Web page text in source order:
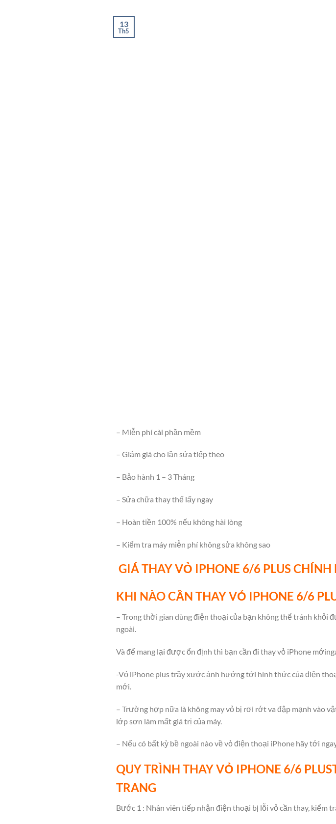
13
Th5
– Miễn phí cài phần mềm
– Giảm giá cho lần sửa tiếp theo
– Bảo hành 1 – 3 Tháng
– Sửa chữa thay thế lấy ngay
– Hoàn tiền 100% nếu không hài lòng
– Kiểm tra máy miễn phí không sửa không sao
GIÁ THAY VỎ IPHONE 6/6 PLUS CHÍNH
KHI NÀO CẦN THAY VỎ IPHONE 6/6
– Trong thời gian dùng điện thoại của bạn không thể tránh khỏi
ngoài.
Và để mang lại được ổn định thì bạn cần đi thay vỏ iPhone mới
-Vỏ iPhone plus trầy xước ảnh hưởng tới hình thức của điện
mới.
– Trường hợp nữa là không may vỏ bị rơi rớt va đập mạnh vào
lớp sơn làm mất giá trị của máy.
– Nếu có bất kỳ bề ngoài nào về vỏ điện thoại iPhone hãy tới
QUY TRÌNH THAY VỎ IPHONE 6/6
TRANG
Bước 1 : Nhân viên tiếp nhận điện thoại bị lỗi vỏ cần thay, kiểm